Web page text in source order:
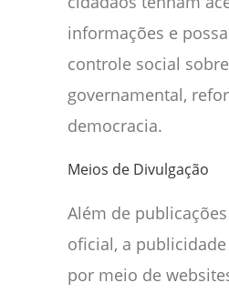
informações e
controle social
governamental,
democracia.
Meios de Divulgação
Além de
oficial, a
por meio de